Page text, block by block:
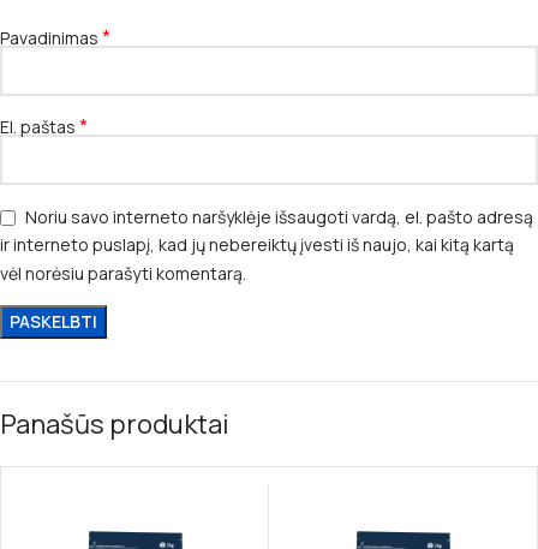
Pavadinimas *
El. paštas *
Noriu savo interneto naršyklėje išsaugoti vardą, el. pašto adresą
ir interneto puslapį, kad jų nebereiktų įvesti iš naujo, kai kitą kartą
vėl norėsiu parašyti komentarą.
Panašūs produktai